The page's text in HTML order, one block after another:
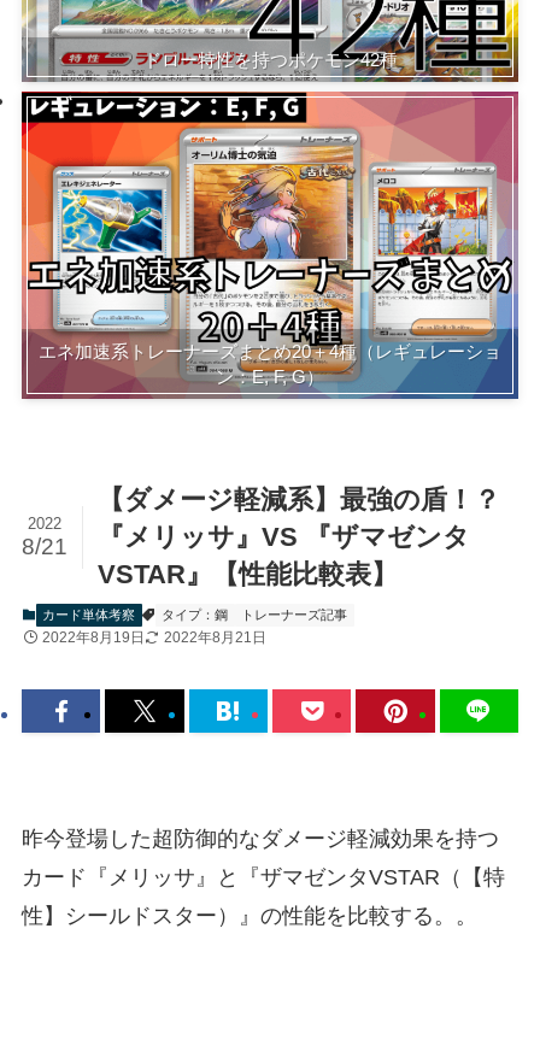
ドロー特性を持つポケモン42種
エネ加速系トレーナーズまとめ20＋4種（レギュレーショ
ン：E, F, G）
【ダメージ軽減系】最強の盾！？
『メリッサ』VS 『ザマゼンタ
VSTAR』【性能比較表】
2022
8/21
カード単体考察 タイプ：鋼 トレーナーズ記事
2022年8月19日 2022年8月21日
昨今登場した超防御的なダメージ軽減効果を持つ
カード『メリッサ』と『ザマゼンタVSTAR（【特
性】シールドスター）』の性能を比較する。。